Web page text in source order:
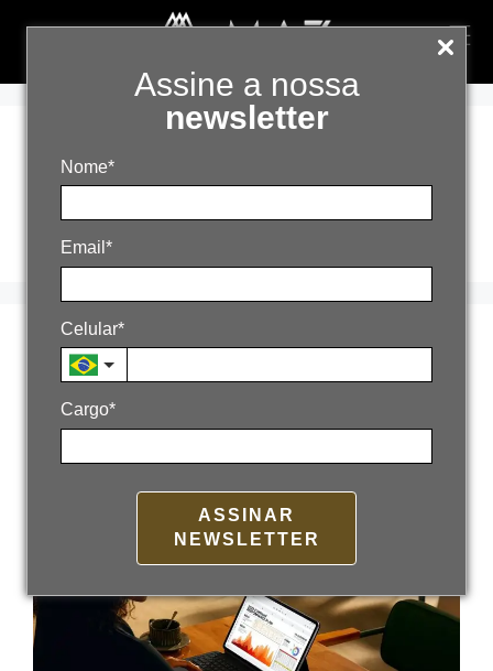
Assine a nossa
newsletter
Nome*
Email*
Celular*
Cargo*
ASSINAR
NEWSLETTER
gestão
estratégica
Automação não
substitui inteligência
28 de outubro de 2025 Poradmin